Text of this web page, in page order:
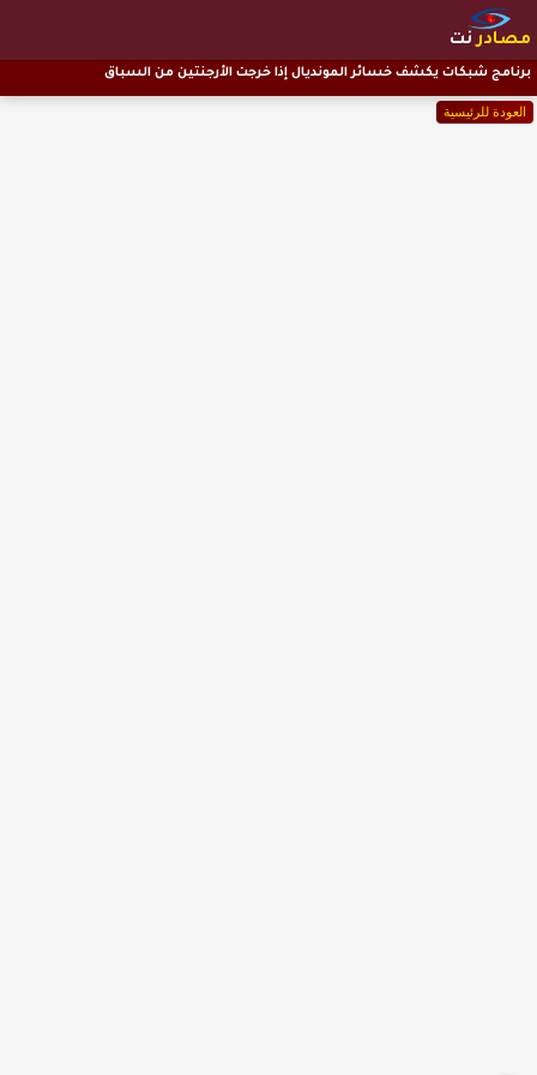
مصادرنت
العودة للرئيسية
برنامج شبكات يكشف خسائر المونديال إذا خرجت الأرجنتين من السباق